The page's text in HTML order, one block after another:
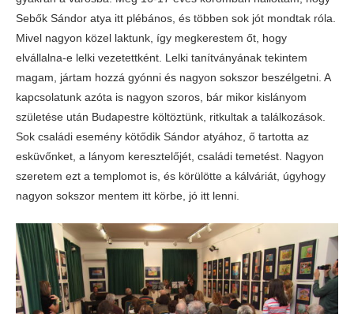
Sebők Sándor atya itt plébános, és többen sok jót mondtak róla.
Mivel nagyon közel laktunk, így megkerestem őt, hogy
elvállalna-e lelki vezetettként. Lelki tanítványának tekintem
magam, jártam hozzá gyónni és nagyon sokszor beszélgetni. A
kapcsolatunk azóta is nagyon szoros, bár mikor kislányom
születése után Budapestre költöztünk, ritkultak a találkozások.
Sok családi esemény kötődik Sándor atyához, ő tartotta az
esküvőnket, a lányom keresztelőjét, családi temetést. Nagyon
szeretem ezt a templomot is, és körülötte a kálváriát, úgyhogy
nagyon sokszor mentem itt körbe, jó itt lenni.